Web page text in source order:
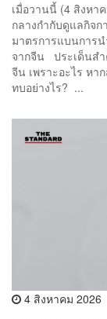
เมื่อวานนี้ (4 สิงหา
กลางกำกับดูแลกิจก
มาตรการแบนการ
จากจีน ประเด็นส
จีน เพราะอะไร หา
ทบอย่างไร? ...
4 สิงหาคม 2026